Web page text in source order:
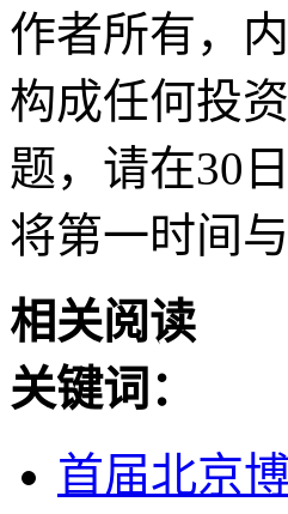
作者所有，
构成任何投
题，请在30
将第一时间
相关阅读
关键词：
首届北京